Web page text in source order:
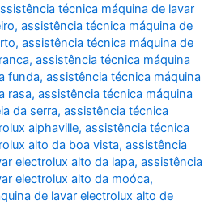
técnica máquina de lavar
,assistência técnica máquina de
,assistência técnica máquina de
,assistência técnica máquina
funda,assistência técnica máquina
rasa,assistência técnica máquina
da serra,assistência técnica
alphaville,assistência técnica
alto da boa vista,assistência
electrolux alto da lapa,assistência
electrolux alto da moóca,
de lavar electrolux alto de